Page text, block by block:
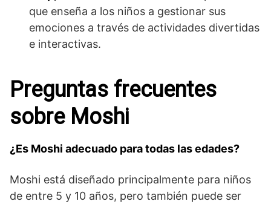
que enseña a los niños a gestionar sus
emociones a través de actividades divertidas
e interactivas.
Preguntas frecuentes
sobre Moshi
¿Es Moshi adecuado para todas las edades?
Moshi está diseñado principalmente para niños
de entre 5 y 10 años, pero también puede ser